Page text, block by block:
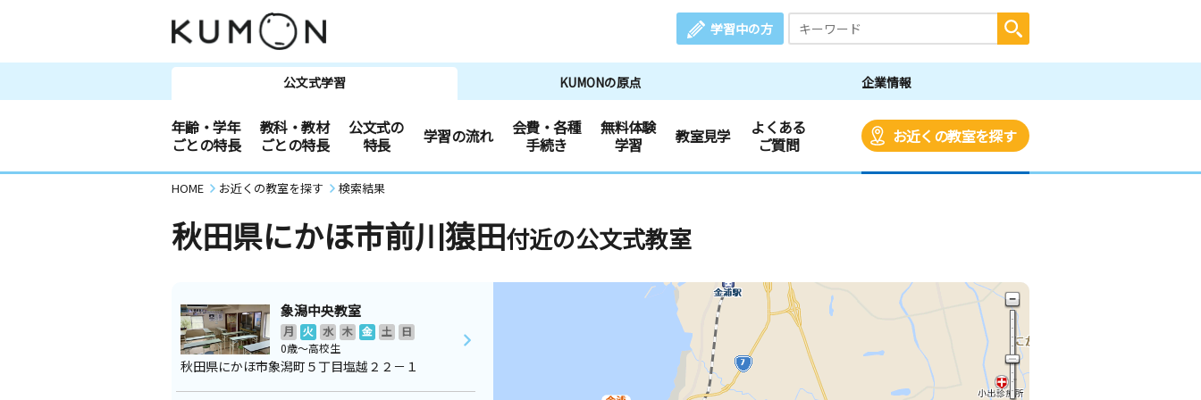
学習中の方
公文式学習 KUMONの原点 企業情報
年齢・学年
ごとの特長
教科・教材
ごとの特長
公文式の
特長
学習の流れ
会費・各種
手続き
無料体験
学習
教室見学
よくある
ご質問
お近くの教室を探す
HOME お近くの教室を探す 検索結果
秋田県にかほ市前川猿田付近の公文式教室
象潟中央教室
月 火 水 木 金 土
日
0歳～高校生
秋田県にかほ市象潟町５丁目塩越２２－１